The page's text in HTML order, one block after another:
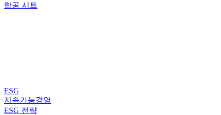
항공 시트
ESG
지속가능경영
ESG 전략